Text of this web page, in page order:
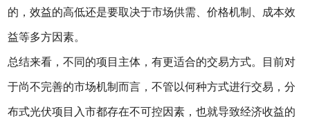
的，效益的高低还是要取决于市场供需、价格机制、成本效
益等多方因素。
总结来看，不同的项目主体，有更适合的交易方式。目前对
于尚不完善的市场机制而言，不管以何种方式进行交易，分
布式光伏项目入市都存在不可控因素，也就导致经济收益的